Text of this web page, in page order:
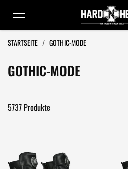
Zum Inhalt springen
STARTSEITE / GOTHIC-MODE
GOTHIC-MODE
5737 Produkte